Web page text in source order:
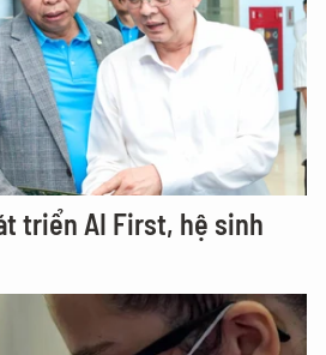
triển AI First, hệ sinh